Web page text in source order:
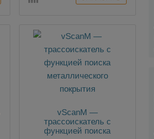
vScanM —
трассоискатель с
функцией поиска